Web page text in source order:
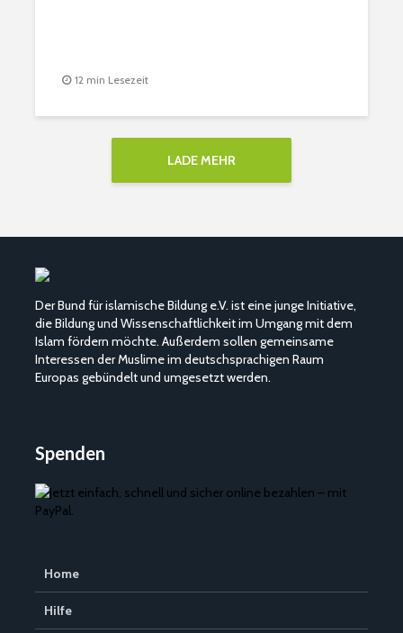
12 min Lesezeit
LADE MEHR
Der Bund für islamische Bildung e.V. ist eine junge Initiative,
die Bildung und Wissenschaftlichkeit im Umgang mit dem
Islam fördern möchte. Außerdem sollen gemeinsame
Interessen der Muslime im deutschsprachigen Raum
Europas gebündelt und umgesetzt werden.
Spenden
Home
Hilfe